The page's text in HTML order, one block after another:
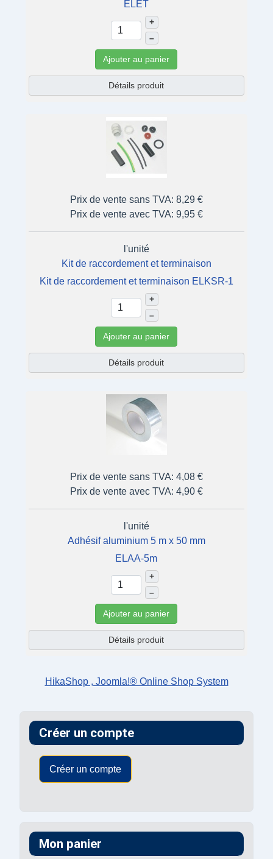
ELET
+
–
Ajouter au panier
Détails produit
Prix de vente sans TVA: 8,29 €
Prix de vente avec TVA: 9,95 €
l'unité
Kit de raccordement et terminaison
Kit de raccordement et terminaison ELKSR-1
+
–
Ajouter au panier
Détails produit
Prix de vente sans TVA: 4,08 €
Prix de vente avec TVA: 4,90 €
l'unité
Adhésif aluminium 5 m x 50 mm
ELAA-5m
+
–
Ajouter au panier
Détails produit
HikaShop , Joomla!® Online Shop System
Créer un compte
Créer un compte
Mon panier